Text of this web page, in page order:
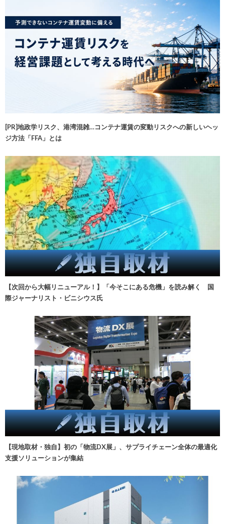
[PR]地政学リスク、港湾混雑…コンテナ運賃の変動リスクへの新しいヘッ
ジ方法「FFA」とは
【次回から大幅リニューアル！】「今そこにある危機」を読み解く 国
際ジャーナリスト・ビニシウス氏
【現地取材・独自】初の「物流DX展」、サプライチェーン全体の最適化
支援ソリューションが集結